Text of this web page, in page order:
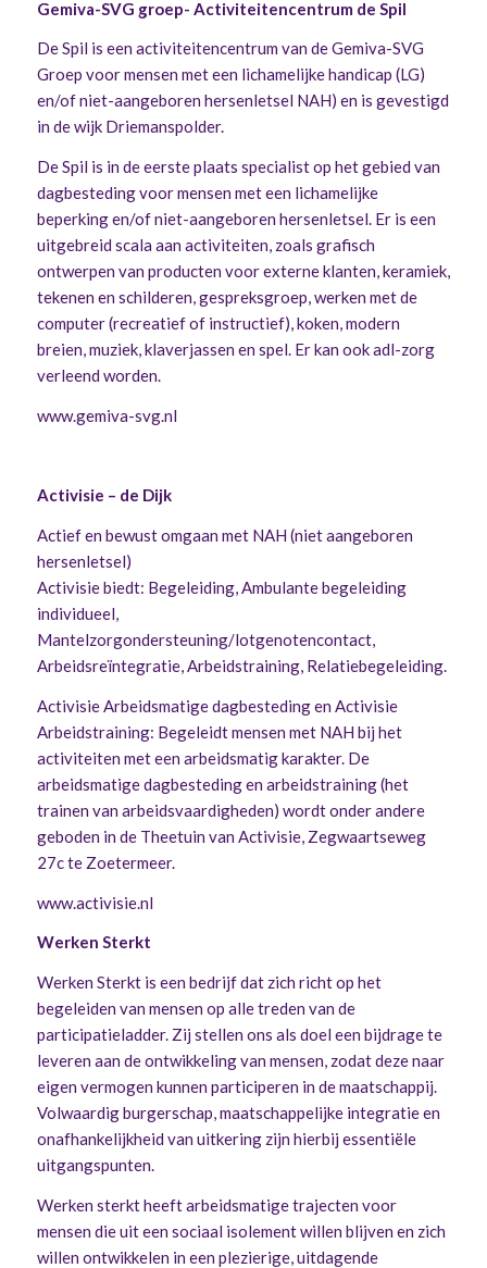
Gemiva-SVG groep- Activiteitencentrum de Spil
De Spil is een activiteitencentrum van de Gemiva-SVG
Groep voor mensen met een lichamelijke handicap (LG)
en/of niet-aangeboren hersenletsel NAH) en is gevestigd
in de wijk Driemanspolder.
De Spil is in de eerste plaats specialist op het gebied van
dagbesteding voor mensen met een lichamelijke
beperking en/of niet-aangeboren hersenletsel. Er is een
uitgebreid scala aan activiteiten, zoals grafisch
ontwerpen van producten voor externe klanten, keramiek,
tekenen en schilderen, gespreksgroep, werken met de
computer (recreatief of instructief), koken, modern
breien, muziek, klaverjassen en spel. Er kan ook adl-zorg
verleend worden.
www.gemiva-svg.nl
Activisie – de Dijk
Actief en bewust omgaan met NAH (niet aangeboren
hersenletsel)
Activisie biedt: Begeleiding, Ambulante begeleiding
individueel,
Mantelzorgondersteuning/lotgenotencontact,
Arbeidsreïntegratie, Arbeidstraining, Relatiebegeleiding.
Activisie Arbeidsmatige dagbesteding en Activisie
Arbeidstraining: Begeleidt mensen met NAH bij het
activiteiten met een arbeidsmatig karakter. De
arbeidsmatige dagbesteding en arbeidstraining (het
trainen van arbeidsvaardigheden) wordt onder andere
geboden in de Theetuin van Activisie, Zegwaartseweg
27c te Zoetermeer.
www.activisie.nl
Werken Sterkt
Werken Sterkt is een bedrijf dat zich richt op het
begeleiden van mensen op alle treden van de
participatieladder. Zij stellen ons als doel een bijdrage te
leveren aan de ontwikkeling van mensen, zodat deze naar
eigen vermogen kunnen participeren in de maatschappij.
Volwaardig burgerschap, maatschappelijke integratie en
onafhankelijkheid van uitkering zijn hierbij essentiële
uitgangspunten.
Werken sterkt heeft arbeidsmatige trajecten voor
mensen die uit een sociaal isolement willen blijven en zich
willen ontwikkelen in een plezierige, uitdagende